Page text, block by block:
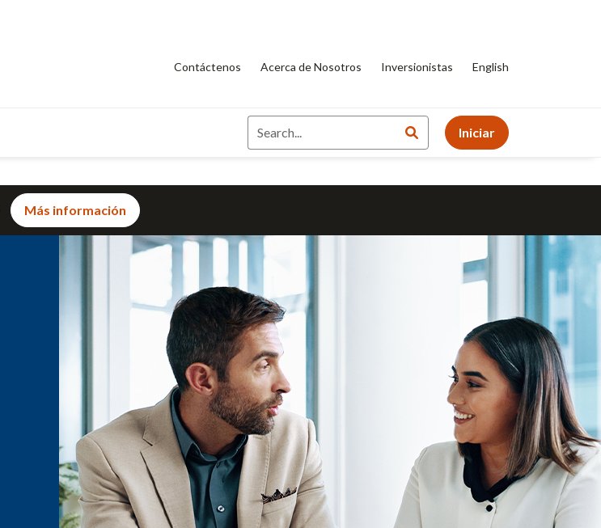
Contáctenos Acerca de Nosotros Inversionistas English
Iniciar
Más información